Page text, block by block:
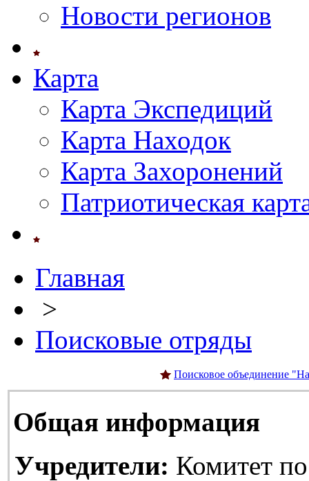
Новости регионов
Карта
Карта Экспедиций
Карта Находок
Карта Захоронений
Патриотическая
Главная
>
Поисковые отряды
Поисковое объединение
Общая информация
Учредители: Комитет